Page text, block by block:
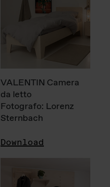
VALENTIN Camera
da letto
Fotografo: Lorenz
Sternbach
Download